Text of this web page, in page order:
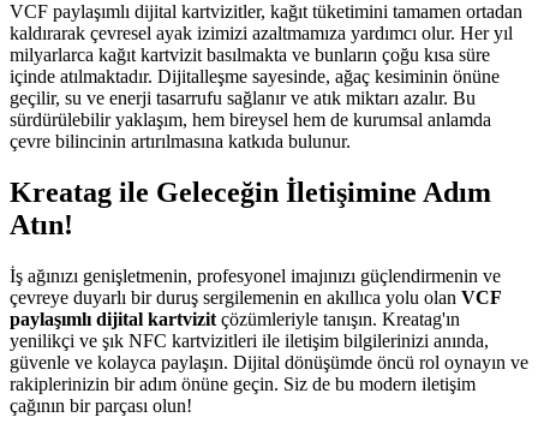
VCF paylaşımlı dijital kartvizitler, kağıt tüketimini tamamen ortadan
kaldırarak çevresel ayak izimizi azaltmamıza yardımcı olur. Her yıl
milyarlarca kağıt kartvizit basılmakta ve bunların çoğu kısa süre
içinde atılmaktadır. Dijitalleşme sayesinde, ağaç kesiminin önüne
geçilir, su ve enerji tasarrufu sağlanır ve atık miktarı azalır. Bu
sürdürülebilir yaklaşım, hem bireysel hem de kurumsal anlamda
çevre bilincinin artırılmasına katkıda bulunur.
Kreatag ile Geleceğin İletişimine Adım
Atın!
İş ağınızı genişletmenin, profesyonel imajınızı güçlendirmenin ve
çevreye duyarlı bir duruş sergilemenin en akıllıca yolu olan VCF
paylaşımlı dijital kartvizit çözümleriyle tanışın. Kreatag'ın
yenilikçi ve şık NFC kartvizitleri ile iletişim bilgilerinizi anında,
güvenle ve kolayca paylaşın. Dijital dönüşümde öncü rol oynayın ve
rakiplerinizin bir adım önüne geçin. Siz de bu modern iletişim
çağının bir parçası olun!